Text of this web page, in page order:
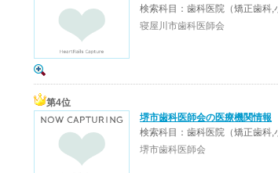
検索科目：歯科医院（矯正歯科,
寝屋川市歯科医師会
第4位
堺市歯科医師会の医療機関情報
検索科目：歯科医院（矯正歯科,
堺市歯科医師会